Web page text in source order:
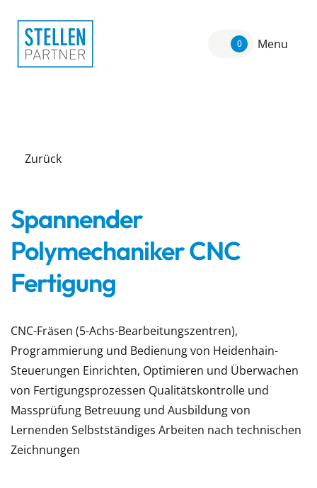
0 Menu
Zurück
Spannender
Polymechaniker CNC
Fertigung
CNC-Fräsen (5-Achs-Bearbeitungszentren),
Programmierung und Bedienung von Heidenhain-
Steuerungen Einrichten, Optimieren und Überwachen
von Fertigungsprozessen Qualitätskontrolle und
Massprüfung Betreuung und Ausbildung von
Lernenden Selbstständiges Arbeiten nach technischen
Zeichnungen